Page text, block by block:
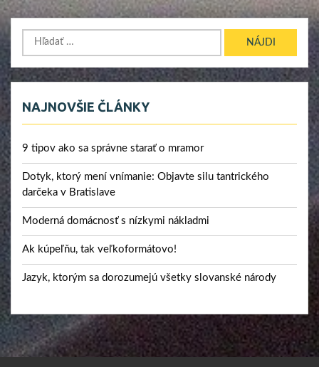
Hľadať:
NAJNOVŠIE ČLÁNKY
9 tipov ako sa správne starať o mramor
Dotyk, ktorý mení vnímanie: Objavte silu tantrického
darčeka v Bratislave
Moderná domácnosť s nízkymi nákladmi
Ak kúpeľňu, tak veľkoformátovo!
Jazyk, ktorým sa dorozumejú všetky slovanské národy